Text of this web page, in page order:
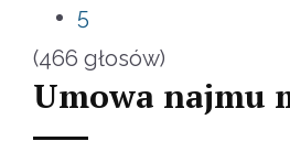
5
(466 głosów)
Umowa najmu